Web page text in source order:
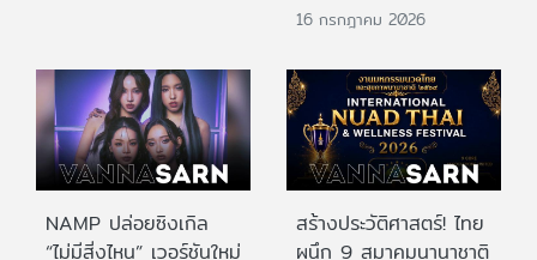
16 กรกฎาคม 2026
NAMP ปล่อยซิงเกิล
“ไม่มีสิ่งไหน” เวอร์ชันใหม่
สร้างประวัติศาสตร์! ไทย
ผนึก 9 สมาคมนานาชาติ